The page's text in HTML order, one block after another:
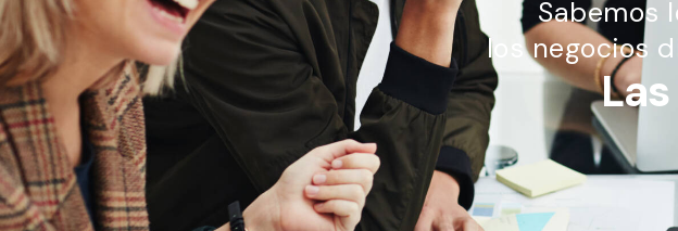
Sabemos
los negocios